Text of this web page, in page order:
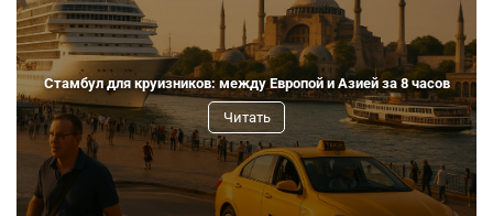
Стамбул для круизников: между Европой и Азией за 8 часов
Читать